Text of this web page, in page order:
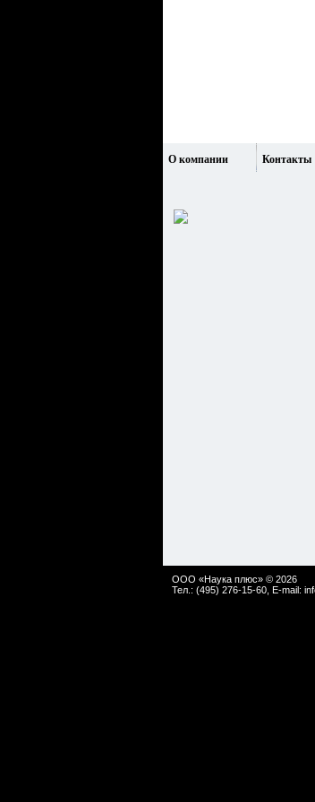
О компании Контакты
ООО «Наука плюс» © 2026
Тел.: (495) 276-15-60, E-mail: